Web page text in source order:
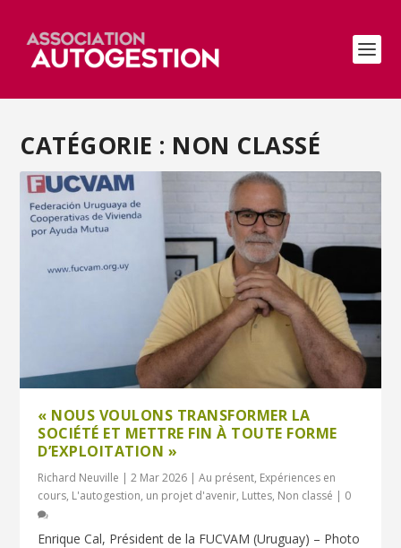
CATÉGORIE : NON CLASSÉ
« NOUS VOULONS TRANSFORMER LA
SOCIÉTÉ ET METTRE FIN À TOUTE FORME
D’EXPLOITATION »
Richard Neuville |2 Mar 2026 |Au présent, Expériences en
cours, L'autogestion, un projet d'avenir, Luttes, Non classé | 0
Enrique Cal, Président de la FUCVAM (Uruguay) – Photo